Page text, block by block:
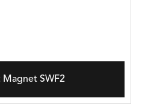
Magnet SWF2